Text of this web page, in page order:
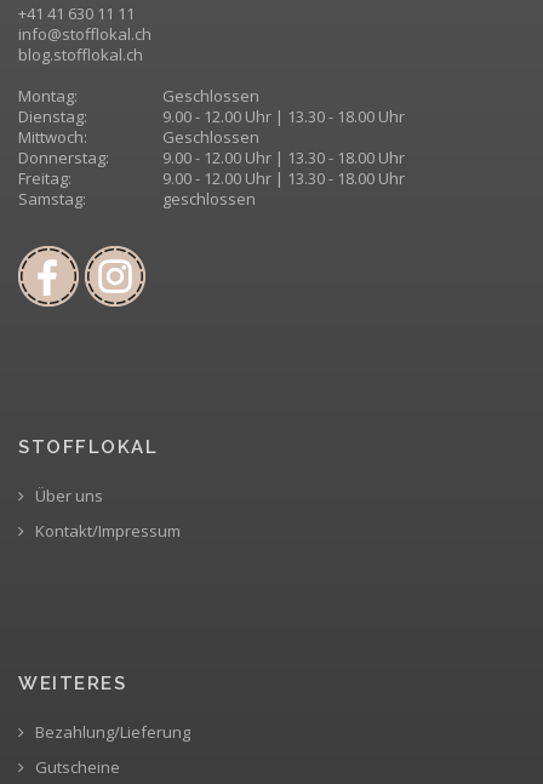
+41 41 630 11 11
info@stofflokal.ch
blog.stofflokal.ch
Montag:
Geschlossen
Dienstag:
9.00 - 12.00 Uhr | 13.30 - 18.00 Uhr
Mittwoch:
Geschlossen
Donnerstag:
9.00 - 12.00 Uhr | 13.30 - 18.00 Uhr
Freitag:
9.00 - 12.00 Uhr | 13.30 - 18.00 Uhr
Samstag:
geschlossen
STOFFLOKAL
Über uns
Kontakt/Impressum
WEITERES
Bezahlung/Lieferung
Gutscheine